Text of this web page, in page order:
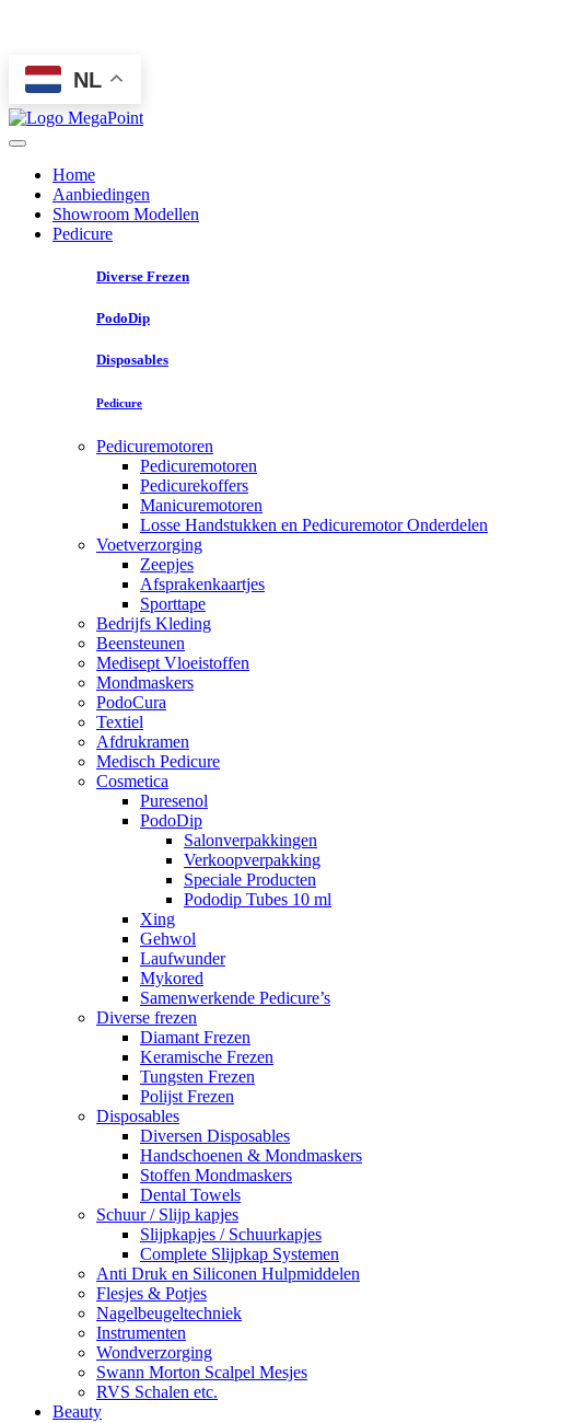
NL
Home
Aanbiedingen
Showroom Modellen
Pedicure
Diverse Frezen
PodoDip
Disposables
Pedicure
Pedicuremotoren
Pedicuremotoren
Pedicurekoffers
Manicuremotoren
Losse Handstukken en Pedicuremotor Onderdelen
Voetverzorging
Zeepjes
Afsprakenkaartjes
Sporttape
Bedrijfs Kleding
Beensteunen
Medisept Vloeistoffen
Mondmaskers
PodoCura
Textiel
Afdrukramen
Medisch Pedicure
Cosmetica
Puresenol
PodoDip
Salonverpakkingen
Verkoopverpakking
Speciale Producten
Pododip Tubes 10 ml
Xing
Gehwol
Laufwunder
Mykored
Samenwerkende Pedicure’s
Diverse frezen
Diamant Frezen
Keramische Frezen
Tungsten Frezen
Polijst Frezen
Disposables
Diversen Disposables
Handschoenen & Mondmaskers
Stoffen Mondmaskers
Dental Towels
Schuur / Slijp kapjes
Slijpkapjes / Schuurkapjes
Complete Slijpkap Systemen
Anti Druk en Siliconen Hulpmiddelen
Flesjes & Potjes
Nagelbeugeltechniek
Instrumenten
Wondverzorging
Swann Morton Scalpel Mesjes
RVS Schalen etc.
Beauty